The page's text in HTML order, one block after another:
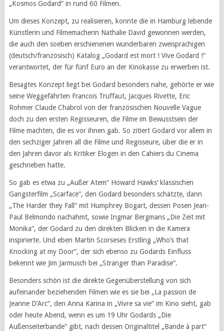
„Kosmos Godard“ in rund 60 Filmen.
Um dieses Konzept, zu realisieren, konnte die in Hamburg lebende
Künstlerin und Filmemacherin Nathalie David gewonnen werden,
die auch den soeben erschienenen wunderbaren zweisprachigen
(deutsch/französisch) Katalog „Godard est mort ! Vive Godard !“
verantwortet, der für fünf Euro an der Kinokasse zu erwerben ist.
Besagtes Konzept liegt bei Godard besonders nahe, gehörte er wie
seine Weggefährten Francois Truffaut, Jacques Rivette, Eric
Rohmer Claude Chabrol von der französischen Nouvelle Vague
doch zu den ersten Regisseuren, die Filme im Bewusstsein der
Filme machten, die es vor ihnen gab. So zitiert Godard vor allem in
den sechziger Jahren all die Filme und Regisseure, über die er in
den Jahren davor als Kritiker Elogen in den Cahiers du Cinema
geschrieben hatte.
So gab es etwa zu „Außer Atem“ Howard Hawks‘ klassischen
Gangsterfilm „Scarface“, den Godard besonders schätzte, dann
„The Harder they Fall“ mit Humphrey Bogart, dessen Posen Jean-
Paul Belmondo nachahmt, sowie Ingmar Bergmans „Die Zeit mit
Monika“, der Godard zu den direkten Blicken in die Kamera
inspirierte. Und eben Martin Scorseses Erstling „Who’s that
Knocking at my Door“, der sich ebenso zu Godards Einfluss
bekennt wie Jim Jarmusch bei „Stranger than Paradise“.
Besonders schön ist die direkte Gegenüberstellung von sich
aufeinander beziehenden Filmen wie es sie bei „La passion de
Jeanne D’Arc“, den Anna Karina in „Vivre sa vie“ im Kino sieht, gab
oder heute Abend, wenn es um 19 Uhr Godards „Die
Außenseiterbande“ gibt, nach dessen Originaltitel „Bande à part“